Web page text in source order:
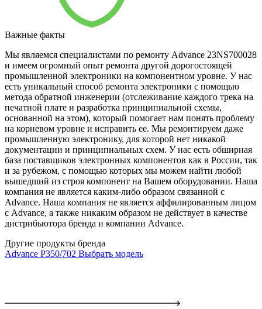
Важные факты
Мы являемся специалистами по ремонту Advance 23NS700028
и имеем огромный опыт ремонта другой дорогостоящей
промышленной электроники на компонентном уровне. У нас
есть уникальный способ ремонта электроники с помощью
метода обратной инженерии (отслеживание каждого трека на
печатной плате и разработка принципиальной схемы,
основанной на этом), который помогает нам понять проблему
на корневом уровне и исправить ее. Мы ремонтируем даже
промышленную электронику, для которой нет никакой
документации и принципиальных схем. У нас есть обширная
база поставщиков электронных компонентов как в России, так
и за рубежом, с помощью которых мы можем найти любой
вышедший из строя компонент на Вашем оборудовании. Наша
компания не является каким-либо образом связанной с
Advance. Наша компания не является аффилированным лицом
с Advance, а также никаким образом не действует в качестве
дистрибьютора бренда и компании Advance.
Другие продукты бренда
Advance P350/702 Выбрать модель